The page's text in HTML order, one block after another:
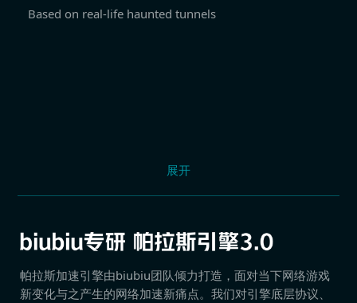
Based on real-life haunted tunnels
展开
帕拉斯加速引擎由biubiu团队倾力打造，面对当下网络游戏
新变化与之产生的网络加速新痛点。我们对引擎底层协议、